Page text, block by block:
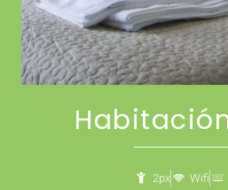
2px Wifi